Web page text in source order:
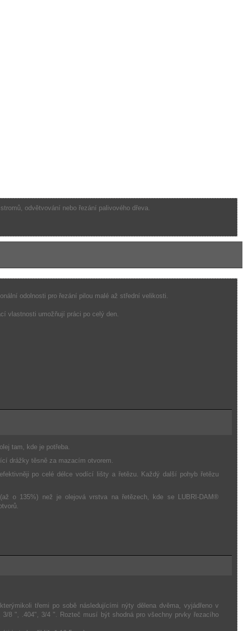
odvětvování nebo řezání palivového dřeva.
odolnosti pro řezání pilou malé až střední velikosti.
vlastnosti umožňují práci po celý den.
tam, kde je potřeba.
drážky těsně za mazacím otvorem.
po celé délce vodící lišty a řetězu. Každý další pohyb řetězu
o 135%) než je olejová vrstva na řetězech, kde se LUBRI-DAM®
třemi po sobě následujícími nýty dělena dvěma, vyjádřeno v
8 ", .404", 3/4 ". Rozteč musí být shodná pro všechny prvky řezacího